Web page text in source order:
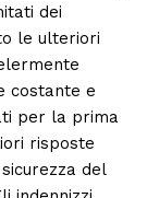
dei
le ulteriori
costante e
per la prima
risposte
del